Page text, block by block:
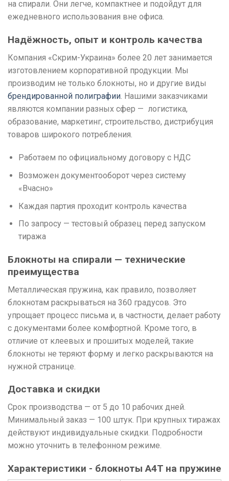
на спирали. Они легче, компактнее и подойдут для
ежедневного использования вне офиса.
Надёжность, опыт и контроль качества
Компания «Скрим-Украина» более 20 лет занимается
изготовлением корпоративной продукции. Мы
производим не только блокноты, но и другие виды
брендированной полиграфии . Нашими заказчиками
являются компании разных сфер — логистика,
образование, маркетинг, строительство, дистрибуция
товаров широкого потребления.
Работаем по официальному договору с НДС
Возможен документооборот через систему
«Вчасно»
Каждая партия проходит контроль качества
По запросу — тестовый образец перед запуском
тиража
Блокноты на спирали — технические
преимущества
Металлическая пружина, как правило, позволяет
блокнотам раскрываться на 360 градусов. Это
упрощает процесс письма и, в частности, делает работу
с документами более комфортной. Кроме того, в
отличие от клеевых и прошитых моделей, такие
блокноты не теряют форму и легко раскрываются на
нужной странице.
Доставка и скидки
Срок производства — от 5 до 10 рабочих дней.
Минимальный заказ — 100 штук. При крупных тиражах
действуют индивидуальные скидки. Подробности
можно уточнить в телефонном режиме.
Характеристики - блокноты А4T на пружине